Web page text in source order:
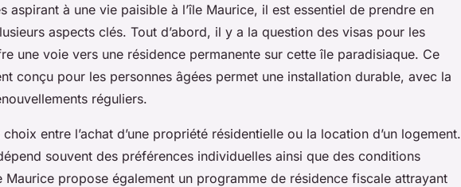
aspirant à une vie paisible à l’île Maurice, il est essentiel de prendre en
aspects clés. Tout d’abord, il y a la question des visas pour les
une voie vers une résidence permanente sur cette île paradisiaque. Ce
conçu pour les personnes âgées permet une installation durable, avec la
réguliers.
entre l’achat d’une propriété résidentielle ou la location d’un logement.
souvent des préférences individuelles ainsi que des conditions
Maurice propose également un programme de résidence fiscale attrayant